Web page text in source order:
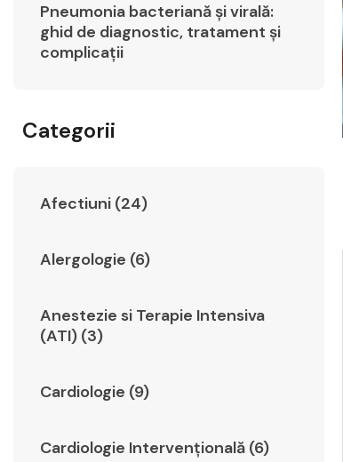
Pneumonia bacteriană și virală:
ghid de diagnostic, tratament și
complicații
Categorii
Afectiuni (24)
Alergologie (6)
Anestezie si Terapie Intensiva
(ATI) (3)
Cardiologie (9)
Cardiologie Intervențională (6)